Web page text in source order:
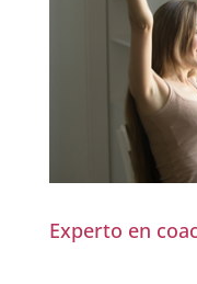
Experto en